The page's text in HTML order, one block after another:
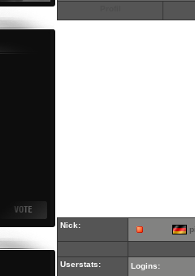
Nick:
Userstats:
Logins: